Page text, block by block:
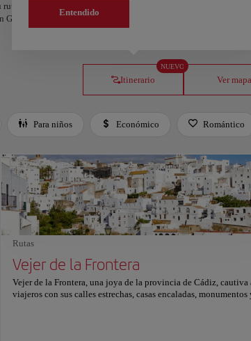
y compartirla. ¿Quieres más ideas? Obtén un itinerario
Google Maps.
Itinerario
NUEVO
Entendido
Ver mapa
Para niños Económico Romántico
Rutas
Vejer de la Frontera
Vejer de la Frontera, una joya de la provincia de Cádiz, cautiva
viajeros con sus calles estrechas, casas encaladas, monumentos